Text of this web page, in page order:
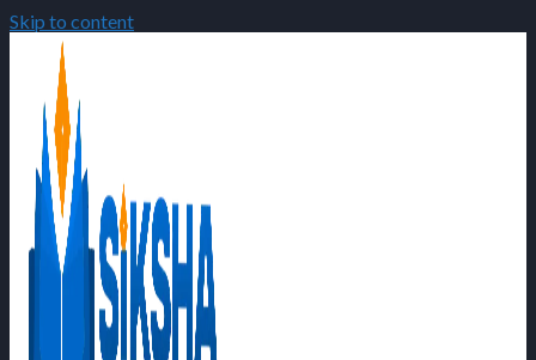
Skip to content